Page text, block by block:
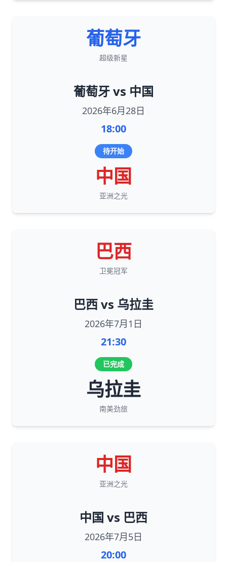
葡萄牙
超级新星
葡萄牙 vs 中国
2026年6月28日
18:00
待开始
中国
亚洲之光
巴西
卫冕冠军
巴西 vs 乌拉圭
2026年7月1日
21:30
已完成
乌拉圭
南美劲旅
中国
亚洲之光
中国 vs 巴西
2026年7月5日
20:00